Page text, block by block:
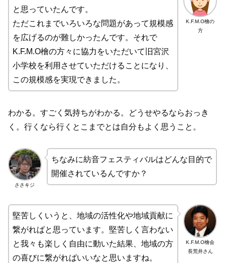
K.F.M.O檜の
方
と思っていたんです。
ただこれまでいろいろな問題があって規模感
を広げるのが難しかったんです。それで
K.F.M.O檜の方々に協力をいただいて旧宮沢
小学校を利用させていただけることになり、
この規模感を実現できました。
わかる。すごく気持ちがわかる。どうせやるならおっき
く。行くなら行くとこまでとは自分もよく思うこと。
ささキジ
ちなみに紡音フェスティバルはどんな目的で
開催されているんですか？
K.F.M.O檜会
長荒井さん
堅苦しくいうと、地域の活性化や地域貢献に
繋がればと思っています。堅苦しく言わない
と我々も楽しく自由に動いた結果、地域の方
の喜びに繋がればいいなと思いますね。